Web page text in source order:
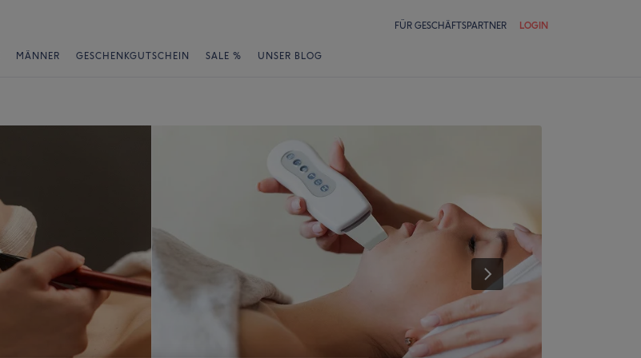
FÜR GESCHÄFTSPARTNER LOGIN
MÄNNER GESCHENKGUTSCHEIN SALE % UNSER BLOG